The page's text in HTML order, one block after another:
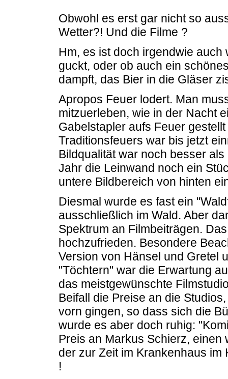
Obwohl es erst gar nicht so
Wetter?! Und die Filme ?
Hm, es ist doch irgendwie
guckt, oder ob auch ein
dampft, das Bier in die Gläser
Apropos Feuer lodert. Man
mitzuerleben, wie in der Nacht
Gabelstapler aufs Feuer
Traditionsfeuers war bis jetzt
Bildqualität war noch besser
Jahr die Leinwand noch ein
untere Bildbereich von hinten
Diesmal wurde es fast ein
ausschließlich im Wald. Aber
Spektrum an Filmbeiträgen.
hochzufrieden. Besondere
Version von Hänsel und Gretel
"Töchtern" war die Erwartung
das meistgewünschte
Beifall die Preise an die
vorn gingen, so dass sich die
wurde es aber doch ruhig:
Preis an Markus Schierz, einen
der zur Zeit im Krankenhaus im
!